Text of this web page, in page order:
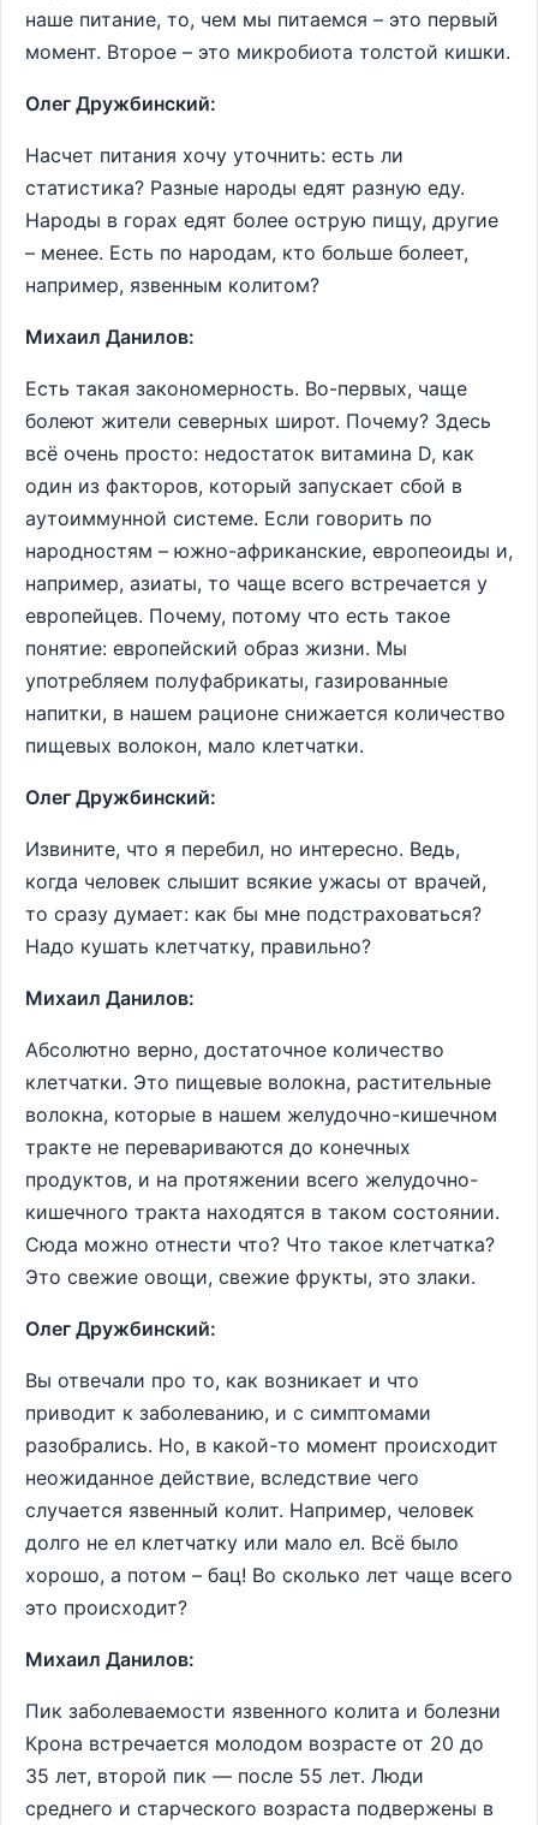
наше питание, то, чем мы питаемся – это первый
момент. Второе – это микробиота толстой кишки.
Олег Дружбинский:
Насчет питания хочу уточнить: есть ли
статистика? Разные народы едят разную еду.
Народы в горах едят более острую пищу, другие
– менее. Есть по народам, кто больше болеет,
например, язвенным колитом?
Михаил Данилов:
Есть такая закономерность. Во-первых, чаще
болеют жители северных широт. Почему? Здесь
всё очень просто: недостаток витамина D, как
один из факторов, который запускает сбой в
аутоиммунной системе. Если говорить по
народностям – южно-африканские, европеоиды и,
например, азиаты, то чаще всего встречается у
европейцев. Почему, потому что есть такое
понятие: европейский образ жизни. Мы
употребляем полуфабрикаты, газированные
напитки, в нашем рационе снижается количество
пищевых волокон, мало клетчатки.
Олег Дружбинский:
Извините, что я перебил, но интересно. Ведь,
когда человек слышит всякие ужасы от врачей,
то сразу думает: как бы мне подстраховаться?
Надо кушать клетчатку, правильно?
Михаил Данилов:
Абсолютно верно, достаточное количество
клетчатки. Это пищевые волокна, растительные
волокна, которые в нашем желудочно-кишечном
тракте не перевариваются до конечных
продуктов, и на протяжении всего желудочно-
кишечного тракта находятся в таком состоянии.
Сюда можно отнести что? Что такое клетчатка?
Это свежие овощи, свежие фрукты, это злаки.
Олег Дружбинский:
Вы отвечали про то, как возникает и что
приводит к заболеванию, и с симптомами
разобрались. Но, в какой-то момент происходит
неожиданное действие, вследствие чего
случается язвенный колит. Например, человек
долго не ел клетчатку или мало ел. Всё было
хорошо, а потом – бац! Во сколько лет чаще всего
это происходит?
Михаил Данилов:
Пик заболеваемости язвенного колита и болезни
Крона встречается молодом возрасте от 20 до
35 лет, второй пик ― после 55 лет. Люди
среднего и старческого возраста подвержены в